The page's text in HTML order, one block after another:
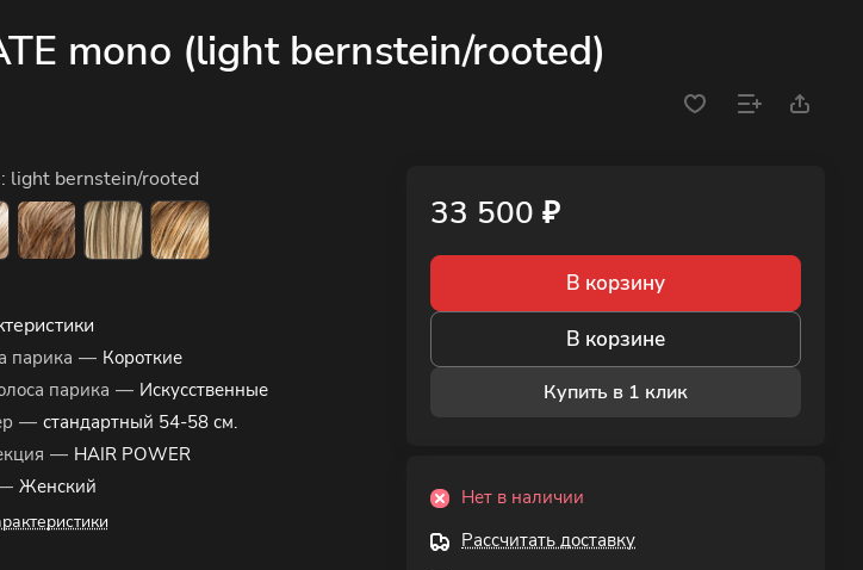
mono (light bernstein/rooted)
light bernstein/rooted
парика — Короткие
парика — Искусственные
— стандартный 54-58 см.
— HAIR POWER
Женский
33 500 ₽
В корзину
В корзине
Купить в 1 клик
Нет в наличии
Рассчитать доставку